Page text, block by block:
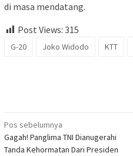
di masa mendatang.
Post Views: 315
G-20 Joko Widodo KTT
Navigasi
pos
Pos sebelumnya
Gagah! Panglima TNI Dianugerahi
Tanda Kehormatan Dari Presiden